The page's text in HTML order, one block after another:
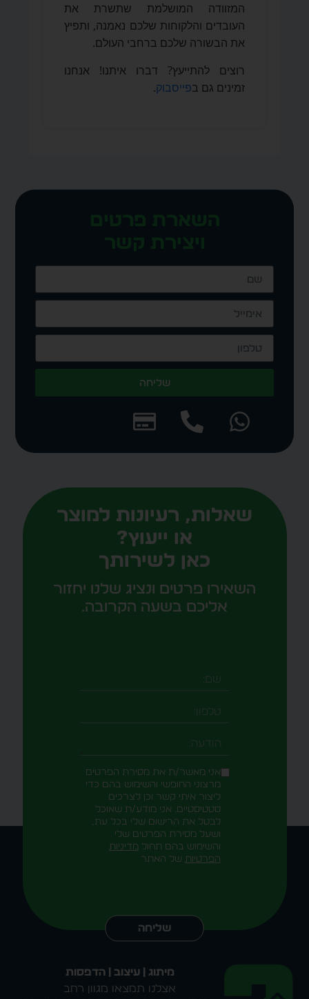
המזוודה המושלמת שתשרת את
העובדים והלקוחות שלכם נאמנה, ותפיץ
את הבשורה שלכם ברחבי העולם.
רוצים להתייעץ? דברו איתנו! אנחנו
זמינים גם בפייסבוק.
שליחה
שאלות, רעיונות למוצר
או ייעוץ?
כאן לשירותך
השאירו פרטים ונציג שלנו יחזור
אליכם בשעה הקרובה.
טלפון
אני מאשר/ת את מסירת הפרטים
מרצוני החופשי והשימוש בהם כדי
ליצור איתי קשר וכן לצרכים
סטטיסטיים. אני מודע/ת שאוכל
לבטל את הרישום שלי בכל עת,
ושעל מסירת הפרטים שלי
והשימוש בהם תחול מדיניות
הפרטיות של האתר
שליחה
מיתוג | עיצוב | הדפסות
אצלנו תמצאו מגוון רחב